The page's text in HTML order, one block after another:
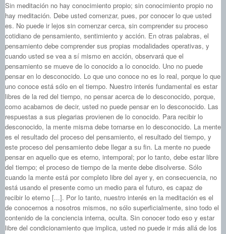
Sin meditación no hay conocimiento propio; sin conocimiento propio no
hay meditación. Debe usted comenzar, pues, por conocer lo que usted
es. No puede ir lejos sin comenzar cerca, sin comprender su proceso
cotidiano de pensamiento, sentimiento y acción. En otras palabras, el
pensamiento debe comprender sus propias modalidades operativas, y
cuando usted se vea a sí mismo en acción, observará que el
pensamiento se mueve de lo conocido a lo conocido. Uno no puede
pensar en lo desconocido. Lo que uno conoce no es lo real, porque lo que
uno conoce está sólo en el tiempo. Nuestro interés fundamental es estar
libres de la red del tiempo, no pensar acerca de lo desconocido, porque,
como acabamos de decir, usted no puede pensar en lo desconocido. Las
respuestas a sus plegarias provienen de lo conocido. Para recibir lo
desconocido, la mente misma debe tornarse en lo desconocido. La mente
es el resultado del proceso del pensamiento, el resultado del tiempo, y
este proceso del pensamiento debe llegar a su fin. La mente no puede
pensar en aquello que es eterno, intemporal; por lo tanto, debe estar libre
del tiempo; el proceso de tiempo de la mente debe disolverse. Sólo
cuando la mente está por completo libre del ayer y, en consecuencia, no
está usando el presente como un medio para el futuro, es capaz de
recibir lo eterno [...]. Por lo tanto, nuestro interés en la meditación es el
de conocernos a nosotros mismos, no sólo superficialmente, sino todo el
contenido de la conciencia interna, oculta. Sin conocer todo eso y estar
libre del condicionamiento que implica, usted no puede ir más allá de los